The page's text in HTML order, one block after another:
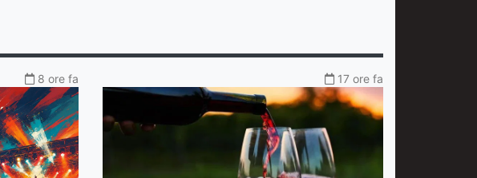
8 ore fa 17 ore fa